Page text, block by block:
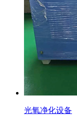
光氧净化设备